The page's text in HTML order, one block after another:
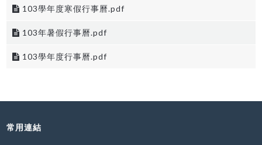
103學年度寒假行事曆.pdf
103年暑假行事曆.pdf
103學年度行事曆.pdf
常用連結